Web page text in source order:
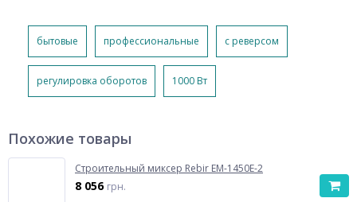
бытовые профессиональные c реверсом
регулировка оборотов 1000 Вт
Похожие товары
Строительный миксер Rebir EM-1450E-2
8 056 грн.